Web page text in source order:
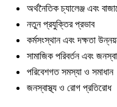
অর্থনৈতিক চ্যালেঞ্জ এবং
নতুন প্রযুক্তির প্রভাব
কর্মসংস্থান এবং দক্ষতা
সামাজিক পরিবর্তন এবং
পরিবেশগত সমস্যা ও সমাধান
জনস্বাস্থ্য ও রোগ প্রতিরোধ